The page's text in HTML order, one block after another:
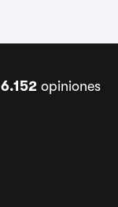
6.152opiniones